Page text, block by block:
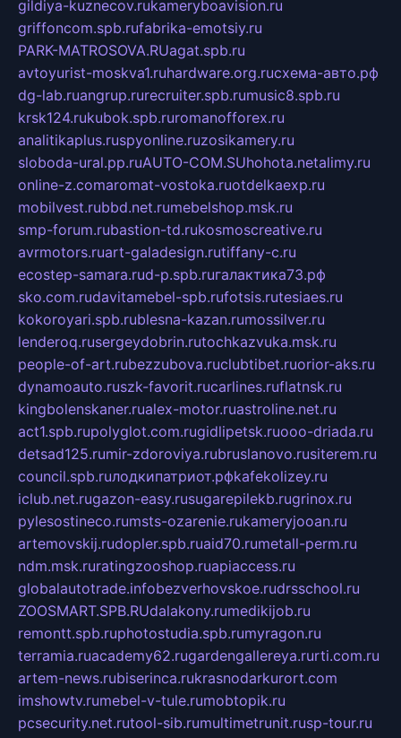
gildiya-kuznecov.rukameryboavision.ru
griffoncom.spb.rufabrika-emotsiy.ru
PARK-MATROSOVA.RUagat.spb.ru
avtoyurist-moskva1.ruhardware.org.ruсхема-авто.рф
dg-lab.ruangrup.rurecruiter.spb.rumusic8.spb.ru
krsk124.rukubok.spb.ruromanofforex.ru
analitikaplus.ruspyonline.ruzosikamery.ru
sloboda-ural.pp.ruAUTO-COM.SUhohota.netalimy.ru
online-z.comaromat-vostoka.ruotdelkaexp.ru
mobilvest.rubbd.net.rumebelshop.msk.ru
smp-forum.rubastion-td.rukosmoscreative.ru
avrmotors.ruart-galadesign.rutiffany-c.ru
ecostep-samara.rud-p.spb.ruгалактика73.рф
sko.com.rudavitamebel-spb.rufotsis.rutesiaes.ru
kokoroyari.spb.rublesna-kazan.rumossilver.ru
lenderoq.rusergeydobrin.rutochkazvuka.msk.ru
people-of-art.rubezzubova.ruclubtibet.ruorior-aks.ru
dynamoauto.ruszk-favorit.rucarlines.ruflatnsk.ru
kingbolenskaner.rualex-motor.ruastroline.net.ru
act1.spb.rupolyglot.com.rugidlipetsk.ruooo-driada.ru
detsad125.rumir-zdoroviya.rubruslanovo.rusiterem.ru
council.spb.ruлодкипатриот.рфkafekolizey.ru
iclub.net.rugazon-easy.rusugarepilekb.rugrinox.ru
pylesostineco.rumsts-ozarenie.rukameryjooan.ru
artemovskij.rudopler.spb.ruaid70.rumetall-perm.ru
ndm.msk.ruratingzooshop.ruapiaccess.ru
globalautotrade.infobezverhovskoe.rudrsschool.ru
ZOOSMART.SPB.RUdalakony.rumedikijob.ru
remontt.spb.ruphotostudia.spb.rumyragon.ru
terramia.ruacademy62.rugardengallereya.rurti.com.ru
artem-news.rubiserinca.rukrasnodarkurort.com
imshowtv.rumebel-v-tule.rumobtopik.ru
pcsecurity.net.rutool-sib.rumultimetrunit.rusp-tour.ru